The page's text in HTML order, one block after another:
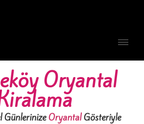
Oryantal
GünlerinizeOryantalGösteriyle